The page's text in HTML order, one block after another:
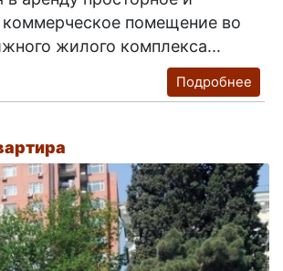
помещение во
жилого комплекса...
Подробнее